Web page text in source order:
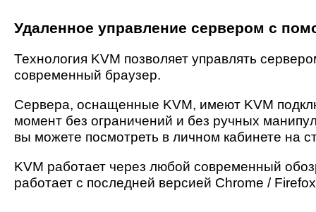
Удаленное управление сервером с
Технология KVM позволяет управлять
современный браузер.
Сервера, оснащенные KVM, имеют KVM
момент без ограничений и без ручных
вы можете посмотреть в личном кабинете на
KVM работает через любой современный
работает с последней версией Chrome /